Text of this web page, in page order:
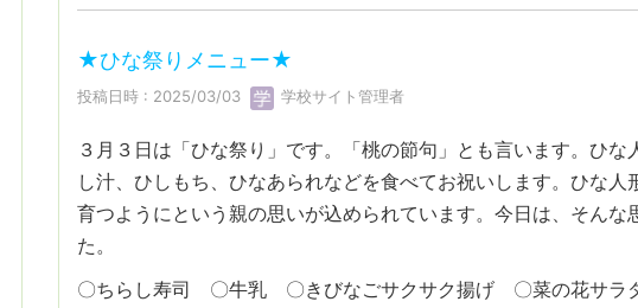
★ひな祭りメニュー★
投稿日時 : 2025/03/03 学校サイト管理者
３月３日は「ひな祭り」です。「桃の節句」とも言います。ひ
し汁、ひしもち、ひなあられなどを食べてお祝いします。ひな
育つようにという親の思いが込められています。今日は、そん
た。
〇ちらし寿司 〇牛乳 〇きびなごサクサク揚げ 〇菜の花サ